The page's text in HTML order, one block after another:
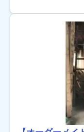
水槽は正面のみ